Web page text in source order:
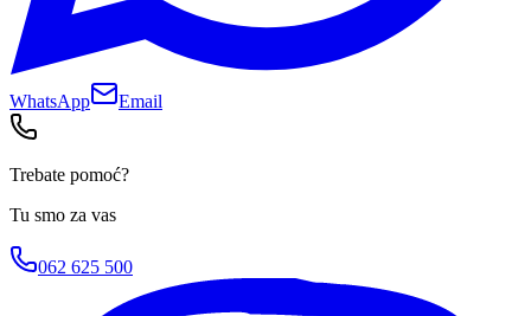
WhatsApp Email
Trebate pomoć?
Tu smo za vas
062 625 500